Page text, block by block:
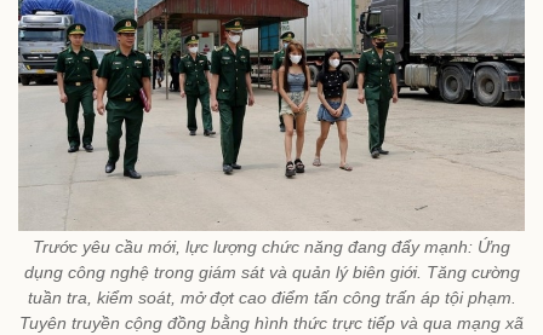
Trước yêu cầu mới, lực lượng chức năng đang đẩy mạnh: Ứng
dụng công nghệ trong giám sát và quản lý biên giới. Tăng cường
tuần tra, kiểm soát, mở đợt cao điểm tấn công trấn áp tội phạm.
Tuyên truyền cộng đồng bằng hình thức trực tiếp và qua mạng xã